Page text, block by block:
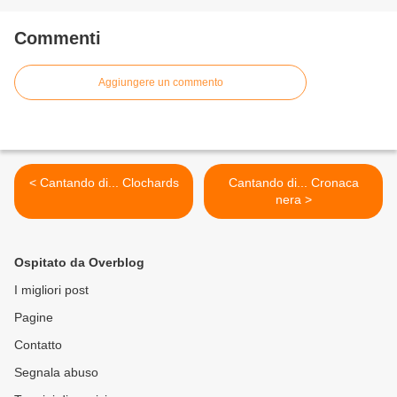
Commenti
Aggiungere un commento
< Cantando di... Clochards
Cantando di... Cronaca
nera >
Ospitato da Overblog
I migliori post
Pagine
Contatto
Segnala abuso